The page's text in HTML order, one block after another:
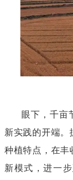
眼下，千亩
新实践的开端。
种植特点，在丰
新模式，进一